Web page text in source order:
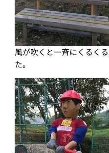
風が吹くと一斉にくるく
た。